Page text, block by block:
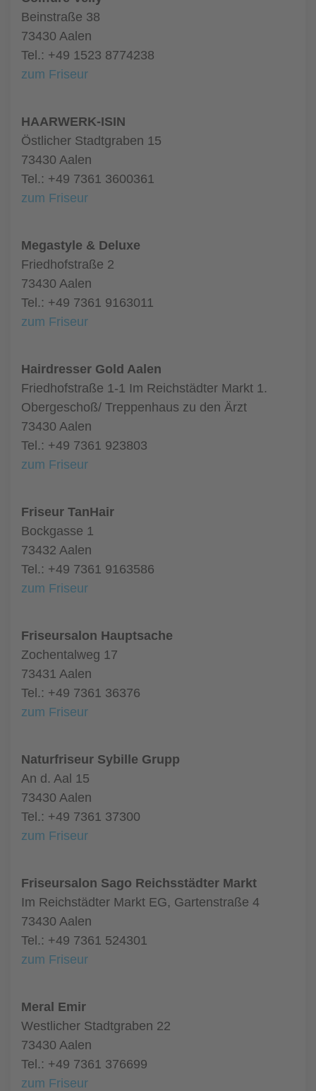
Beinstraße 38
73430 Aalen
Tel.: +49 1523 8774238
zum Friseur
HAARWERK-ISIN
Östlicher Stadtgraben 15
73430 Aalen
Tel.: +49 7361 3600361
zum Friseur
Megastyle & Deluxe
Friedhofstraße 2
73430 Aalen
Tel.: +49 7361 9163011
zum Friseur
Hairdresser Gold Aalen
Friedhofstraße 1-1 Im Reichstädter Markt 1.
Obergeschoß/ Treppenhaus zu den Ärzt
73430 Aalen
Tel.: +49 7361 923803
zum Friseur
Friseur TanHair
Bockgasse 1
73432 Aalen
Tel.: +49 7361 9163586
zum Friseur
Friseursalon Hauptsache
Zochentalweg 17
73431 Aalen
Tel.: +49 7361 36376
zum Friseur
Naturfriseur Sybille Grupp
An d. Aal 15
73430 Aalen
Tel.: +49 7361 37300
zum Friseur
Friseursalon Sago Reichsstädter Markt
Im Reichstädter Markt EG, Gartenstraße 4
73430 Aalen
Tel.: +49 7361 524301
zum Friseur
Meral Emir
Westlicher Stadtgraben 22
73430 Aalen
Tel.: +49 7361 376699
zum Friseur